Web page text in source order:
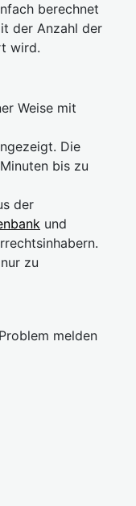
berechnet
der Anzahl der
wird.
Weise mit
Die
bis zu
der
und
zu
melden